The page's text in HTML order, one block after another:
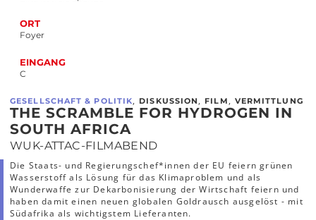
ORT
Foyer
EINGANG
C
GESELLSCHAFT & POLITIK, DISKUSSION , FILM , VERMITTLUNG
THE SCRAMBLE FOR HYDROGEN IN
SOUTH AFRICA
WUK-ATTAC-FILMABEND
Die Staats- und Regierungschef*innen der EU feiern grünen
Wasserstoff als Lösung für das Klimaproblem und als
Wunderwaffe zur Dekarbonisierung der Wirtschaft feiern und
haben damit einen neuen globalen Goldrausch ausgelöst - mit
Südafrika als wichtigstem Lieferanten.